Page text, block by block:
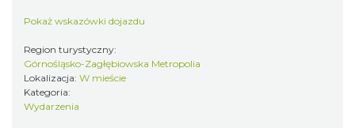
Pokaż wskazówki dojazdu
Region turystyczny:
Górnośląsko-Zagłębiowska Metropolia
Lokalizacja: W mieście
Kategoria:
Wydarzenia